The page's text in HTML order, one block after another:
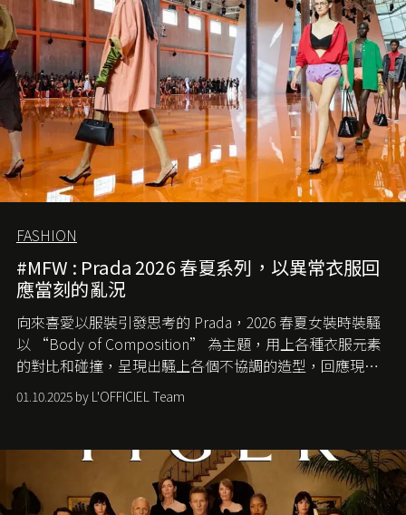
FASHION
#MFW : Prada 2026 春夏系列，以異常衣服回
應當刻的亂況
向來喜愛以服裝引發思考的 Prada，2026 春夏女裝時裝騷
以 “Body of Composition” 為主題，用上各種衣服元素
的對比和碰撞，呈現出騷上各個不協調的造型，回應現今
社會各種資訊、文化超載的現象。
01.10.2025 by L'OFFICIEL Team